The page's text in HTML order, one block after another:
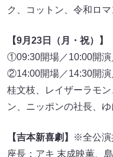
ク、コットン、令和ロ
【9月23日（月・祝）】
①09:30開場／10:00開演
②14:00開場／14:30開演
桂文枝、レイザーラモ
ン、ニッポンの社長、
【吉本新喜劇】
※全公演
座長：アキ 末成映薫、